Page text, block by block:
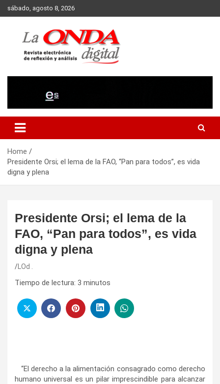
Skip
to
sábado, agosto 8, 2026
Home
Presidente Orsi; el lema de la FAO, “Pan para todos”, es vida
digna y plena
Presidente Orsi; el lema de la
FAO, “Pan para todos”, es vida
digna y plena
LOd .
Tiempo de lectura: 3 minutos
“El derecho a la alimentación consagrado como derecho
humano universal es un pilar imprescindible para alcanzar